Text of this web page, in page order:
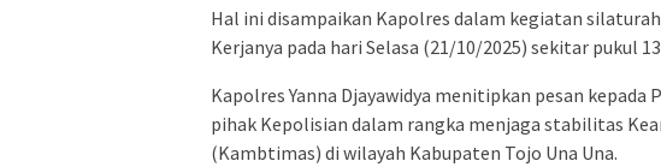
Hal ini disampaikan Kapolres dalam kegiatan
Kerjanya pada hari Selasa (21/10/2025) sekitar pukul
Kapolres Yanna Djayawidya menitipkan pesan
pihak Kepolisian dalam rangka menjaga stabilitas
(Kambtimas) di wilayah Kabupaten Tojo Una Una.